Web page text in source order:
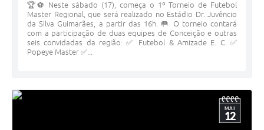
🏆⚽ Neste sábado (17), começa o 1º Torneio de Futebol
Master Regional, que será realizado no Estádio Dr. Juvêncio
da Silva Guimarães, a partir das 16h. 🥅 O torneio contará
com a participação de duas equipes de Conceição e outras
seis convidadas da região: ✅ Futebol & Amizade E. C. ✅
Popeye Master ✅...
MAI
12